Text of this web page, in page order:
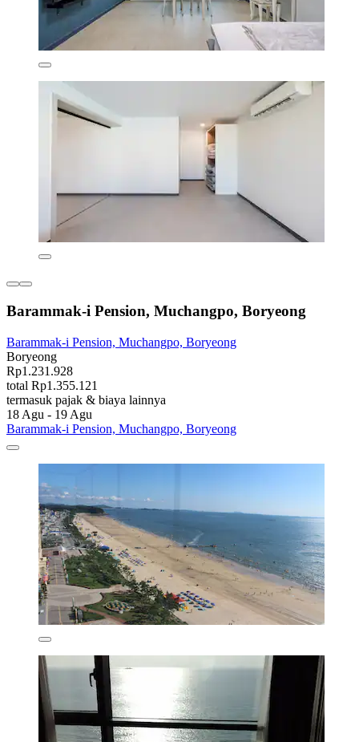
Barammak-i Pension, Muchangpo, Boryeong
Barammak-i Pension, Muchangpo, Boryeong
Boryeong
Rp1.231.928
total Rp1.355.121
termasuk pajak & biaya lainnya
18 Agu - 19 Agu
Barammak-i Pension, Muchangpo, Boryeong